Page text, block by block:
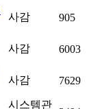
사감 905
사감 6003
사감 7629
시스템관